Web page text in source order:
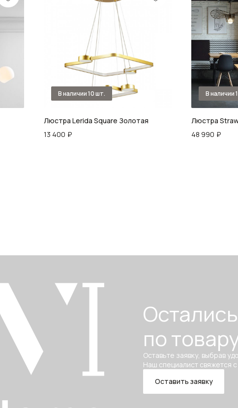
Люстра Lerida Square Золотая
13 400 ₽
Люстра
48 990 ₽
по
Оставьте заявку, выбрав
Наш специалист свяжется
Оставить заявку